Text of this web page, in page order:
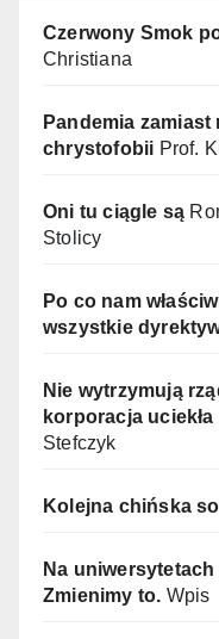
Czerwony Smok
Christiana
Pandemia
chrystofobii Prof.
Oni tu ciągle są
Stolicy
Po co nam
wszystkie
Nie wytrzymują
korporacja
Stefczyk
Kolejna chińska
Na
Zmienimy to. Wpis